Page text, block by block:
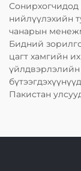
Сонирхогчидод
нийлүүлэхийн
чанарын
Бидний
цагт хамгийн
үйлдвэрлэлийн
Пакистан